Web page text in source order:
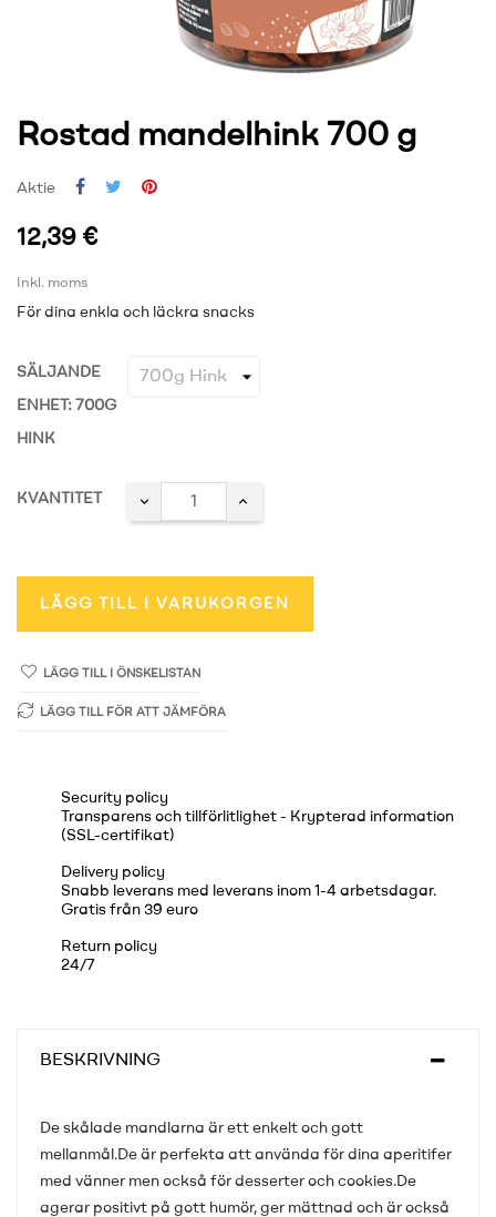
Rostad mandelhink 700 g
Aktie
12,39 €
Inkl. moms
För dina enkla och läckra snacks
SÄLJANDE
ENHET: 700G
HINK
KVANTITET
LÄGG TILL I VARUKORGEN
LÄGG TILL I ÖNSKELISTAN
LÄGG TILL FÖR ATT JÄMFÖRA
Security policy
Transparens och tillförlitlighet - Krypterad information
(SSL-certifikat)
Delivery policy
Snabb leverans med leverans inom 1-4 arbetsdagar.
Gratis från 39 euro
Return policy
24/7
BESKRIVNING
De skålade mandlarna är ett enkelt och gott
mellanmål.De är perfekta att använda för dina aperitifer
med vänner men också för desserter och cookies.De
agerar positivt på gott humör, ger mättnad och är också